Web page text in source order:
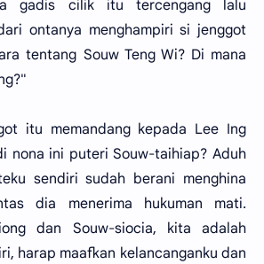
gadis cilik itu tercengang lalu
ontanya menghampiri si jenggot
tentang Souw Teng Wi? Di mana
itu memandang kepada Lee Ing
nona ini puteri Souw-taihiap? Aduh
sendiri sudah berani menghina
dia menerima hukuman mati.
dan Souw-siocia, kita adalah
harap maafkan kelancanganku dan